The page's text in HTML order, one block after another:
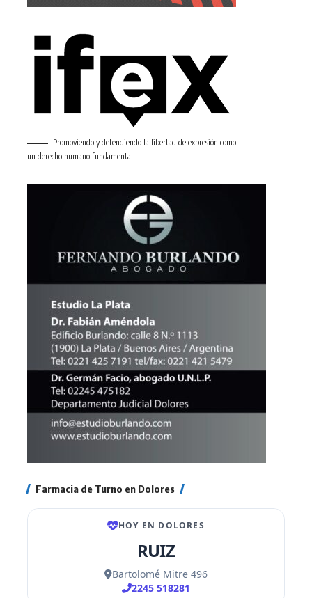
Promoviendo y defendiendo la libertad de expresión como
un derecho humano fundamental.
Farmacia de Turno en Dolores